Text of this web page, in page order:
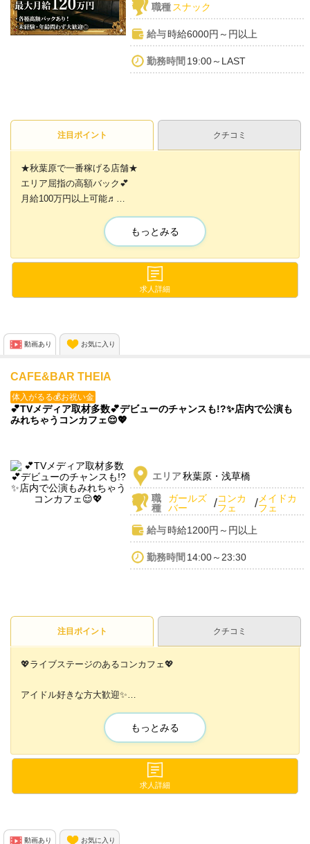
職種 スナック
給与時給6000円～円以上
勤務時間19:00～LAST
注目ポイント クチコミ
★秋葉原で一番稼げる店舗★
エリア屈指の高額バック💕
月給100万円以上可能♬
もちろん、ゆる〜く働くことも可能です！
✨日払い可能
✨ノルマなし
もっとみる
求人詳細
動画あり お気に入り
CAFE&BAR THEIA
体入がるる💰お祝い金
💕TVメディア取材多数💕デビューのチャンスも!?✨店内で公演も
みれちゃうコンカフェ😌💖
エリア秋葉原・浅草橋
職
種
ガールズ
バー
/コンカ
フェ
/ メイドカ
フェ
給与時給1200円～円以上
勤務時間 14:00～23:30
注目ポイント クチコミ
💖ライブステージのあるコンカフェ💖
アイドル好きな方大歓迎✨
アイドルの定期公演なども開催✨
アイドルのプロデュースを行っています!!
もっとみる
求人詳細
動画あり お気に入り